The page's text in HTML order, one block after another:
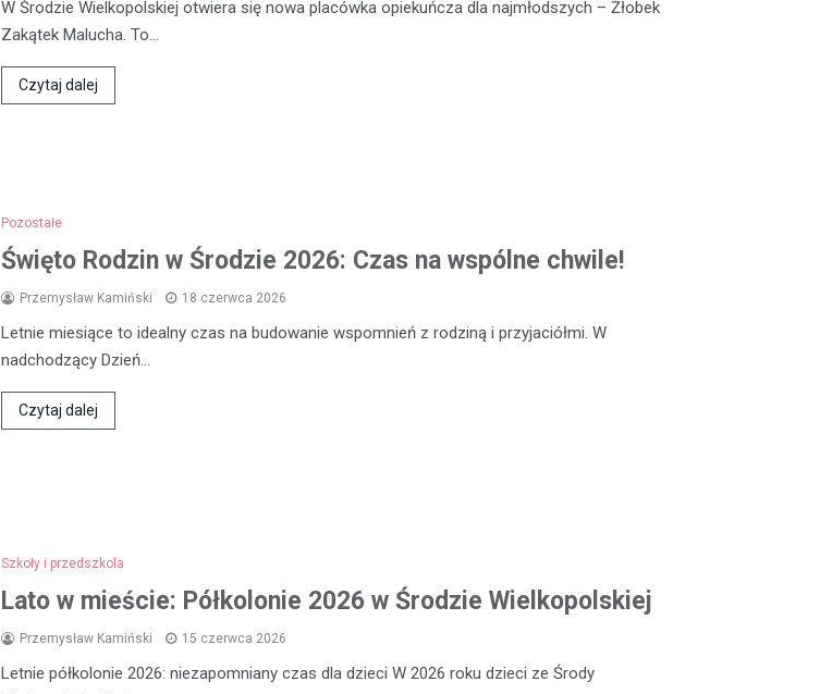
W Środzie Wielkopolskiej otwiera się nowa placówka opiekuńcza dla najmłodszych – Żłobek
Zakątek Malucha. To…
Czytaj dalej
Pozostałe
Święto Rodzin w Środzie 2026: Czas na wspólne chwile!
Przemysław Kamiński 18 czerwca 2026
Letnie miesiące to idealny czas na budowanie wspomnień z rodziną i przyjaciółmi. W
nadchodzący Dzień…
Czytaj dalej
Szkoły i przedszkola
Lato w mieście: Półkolonie 2026 w Środzie Wielkopolskiej
Przemysław Kamiński 15 czerwca 2026
Letnie półkolonie 2026: niezapomniany czas dla dzieci W 2026 roku dzieci ze Środy